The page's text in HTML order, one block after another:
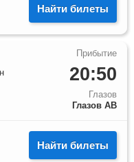
Найти билеты
20:50
Глазов
Глазов АВ
Найти билеты